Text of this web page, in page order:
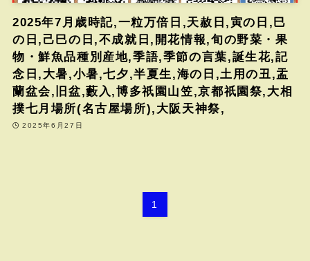
2025年7月歳時記,一粒万倍日,天赦日,寅の日,巳
の日,己巳の日,不成就日,開花情報,旬の野菜・果
物・鮮魚品種別産地,季語,季節の言葉,誕生花,記
念日,大暑,小暑,七夕,半夏生,海の日,土用の丑,盂
蘭盆会,旧盆,藪入,博多祇園山笠,京都祇園祭,大相
撲七月場所(名古屋場所),大阪天神祭,
2025年6月27日
1